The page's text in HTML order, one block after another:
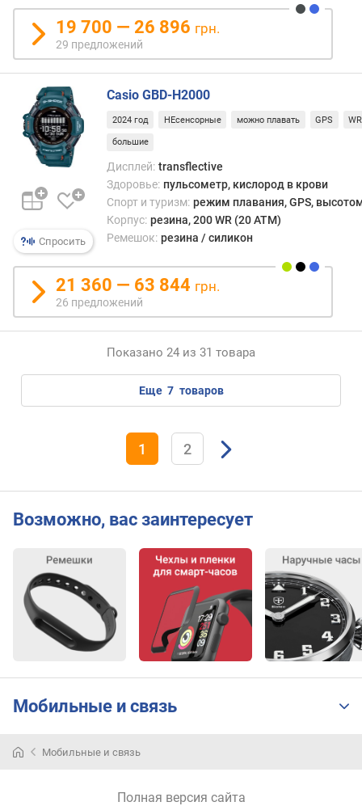
к
с
т
р
о
й
т
в
м
а
т
е
р
л
о
а
б
е
ь
м
ш
к
19 700 — 26 896 грн.
29 предложений
Спросить
Casio GBD-H2000
2024 год НЕсенсорные можно плавать GPS
большие
Дисплей: transflective
Здоровье: пульсометр, кислород в крови
Спорт и туризм: режим плавания, GPS,
Корпус: резина, 200 WR (20 ATM)
Ремешок: резина / силикон
21 360 — 63 844 грн.
26 предложений
Показано 24 из 31 товара
еще 7 товаров
1 2
Возможно, вас заинтересует
Мобильные и связь
Мобильные и связь
Полная версия сайта